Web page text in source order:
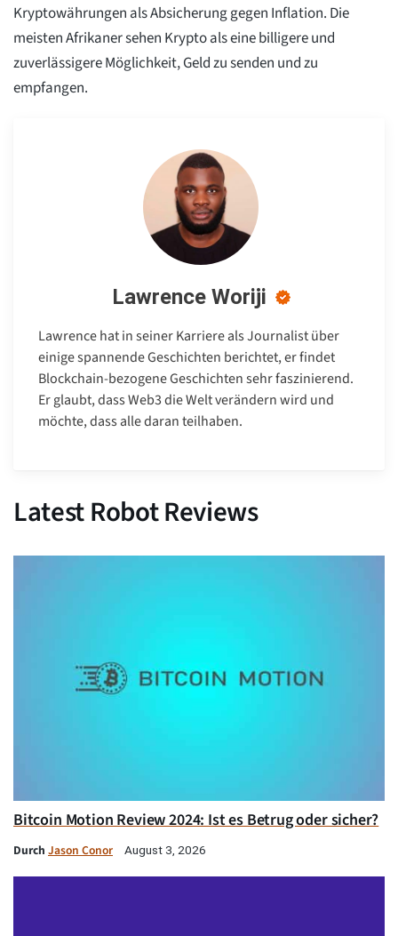
Kryptowährungen als Absicherung gegen Inflation. Die
meisten Afrikaner sehen Krypto als eine billigere und
zuverlässigere Möglichkeit, Geld zu senden und zu
empfangen.
Lawrence Woriji
Lawrence hat in seiner Karriere als Journalist über
einige spannende Geschichten berichtet, er findet
Blockchain-bezogene Geschichten sehr faszinierend.
Er glaubt, dass Web3 die Welt verändern wird und
möchte, dass alle daran teilhaben.
Latest Robot Reviews
Bitcoin Motion Review 2024: Ist es Betrug oder sicher?
Durch Jason Conor August 3, 2026